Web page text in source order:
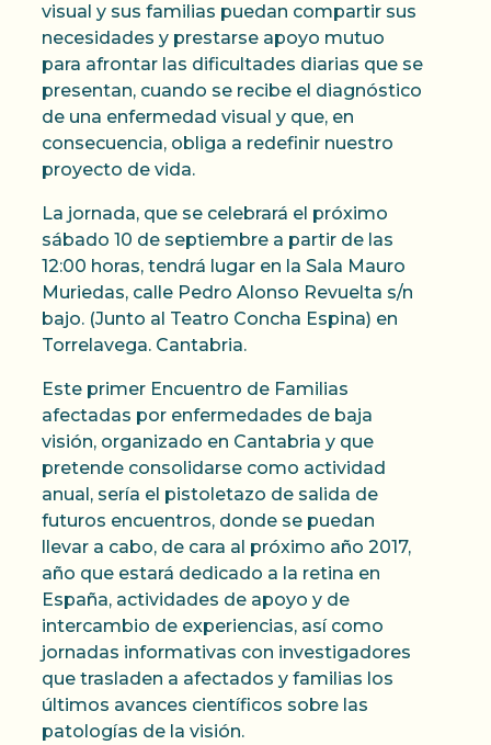
visual y sus familias puedan compartir sus
necesidades y prestarse apoyo mutuo
para afrontar las dificultades diarias que se
presentan, cuando se recibe el diagnóstico
de una enfermedad visual y que, en
consecuencia, obliga a redefinir nuestro
proyecto de vida.
La jornada, que se celebrará el próximo
sábado 10 de septiembre a partir de las
12:00 horas, tendrá lugar en la Sala Mauro
Muriedas, calle Pedro Alonso Revuelta s/n
bajo. (Junto al Teatro Concha Espina) en
Torrelavega. Cantabria.
Este primer Encuentro de Familias
afectadas por enfermedades de baja
visión, organizado en Cantabria y que
pretende consolidarse como actividad
anual, sería el pistoletazo de salida de
futuros encuentros, donde se puedan
llevar a cabo, de cara al próximo año 2017,
año que estará dedicado a la retina en
España, actividades de apoyo y de
intercambio de experiencias, así como
jornadas informativas con investigadores
que trasladen a afectados y familias los
últimos avances científicos sobre las
patologías de la visión.